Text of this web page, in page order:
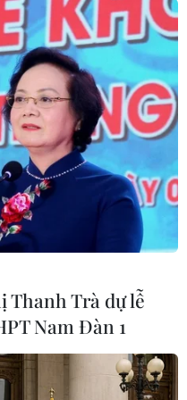
toàn giao thông tỉnh
2019, địa bàn tỉnh
thông, làm 52 người
(so với cùng kỳ
trên địa bàn tỉnh
chí)./.
(TTXVN/Vietnam+)
Thanh Trà dự lễ
Nam Đàn 1